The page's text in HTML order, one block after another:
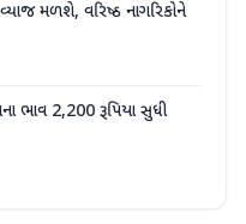
મળશે, વરિષ્ઠ નાગરિકોને
ભાવ 2,200 રૂપિયા સુધી